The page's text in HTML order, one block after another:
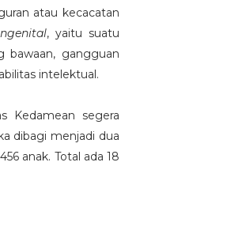
atau kecacatan
, yaitu suatu
bawaan, gangguan
intelektual.
Kedamean segera
dibagi menjadi dua
anak. Total ada 18